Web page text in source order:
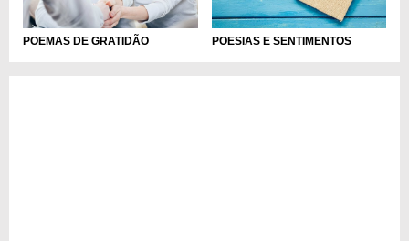
POEMAS DE GRATIDÃO POESIAS E SENTIMENTOS